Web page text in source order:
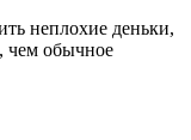
неплохие деньки,
чем обычное